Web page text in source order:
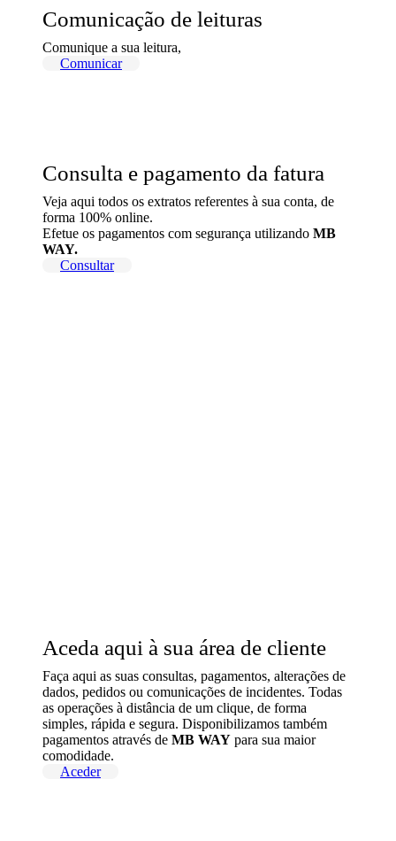
Comunicação de leituras
Comunique a sua leitura,
Comunicar
Consulta e pagamento da fatura
Veja aqui todos os extratos referentes à sua conta, de
forma 100% online.
Efetue os pagamentos com segurança utilizando MB
WAY.
Consultar
Aceda aqui à sua área de cliente
Faça aqui as suas consultas, pagamentos, alterações de
dados, pedidos ou comunicações de incidentes. Todas
as operações à distância de um clique, de forma
simples, rápida e segura. Disponibilizamos também
pagamentos através de MB WAY para sua maior
comodidade.
Aceder